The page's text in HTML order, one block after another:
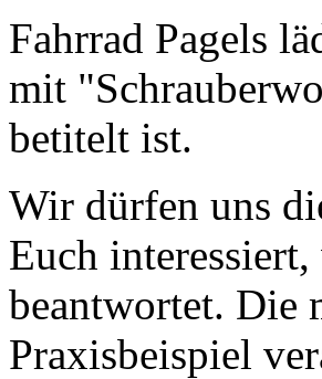
Fahrrad Pagels
mit
betitelt ist.
Wir dürfen uns
Euch
beantwortet. Die
Praxisbeispiel